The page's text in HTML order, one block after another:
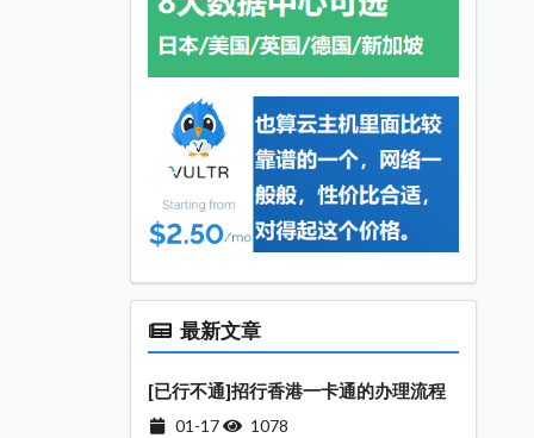
最新文章
[已行不通]招行香港一卡通的办理流程
01-17 1078